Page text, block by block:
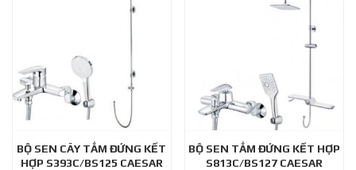
BỘ SEN CÂY TẮM ĐỨNG KẾT
HỢP S393C/BS125 CAESAR
BỘ SEN TẮM ĐỨNG KẾT HỢP
S813C/BS127 CAESAR